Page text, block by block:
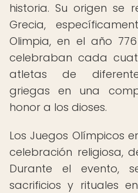
historia. Su origen se
Grecia,
Olimpia, en el año
celebraban cada
atletas de
griegas en una
honor a los dioses.
Los Juegos Olímpicos
celebración religiosa,
Durante el evento,
sacrificios y rituales